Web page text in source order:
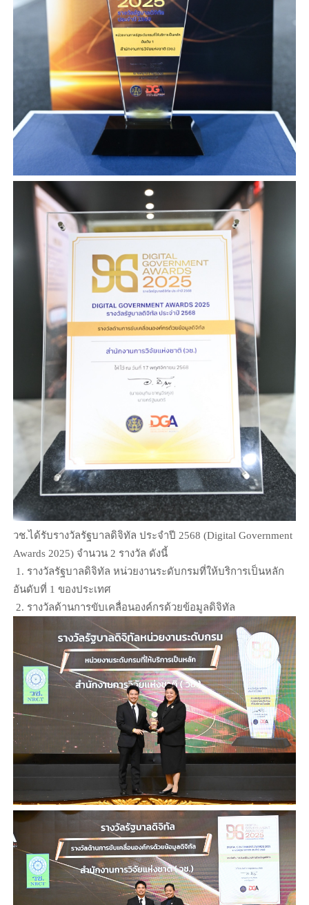
วช.ได้รับรางวัลรัฐบาลดิจิทัล ประจำปี 2568 (Digital Government
Awards 2025) จำนวน 2 รางวัล ดังนี้
1. รางวัลรัฐบาลดิจิทัล หน่วยงานระดับกรมที่ให้บริการเป็นหลัก
อันดับที่ 1 ของประเทศ
2. รางวัลด้านการขับเคลื่อนองค์กรด้วยข้อมูลดิจิทัล